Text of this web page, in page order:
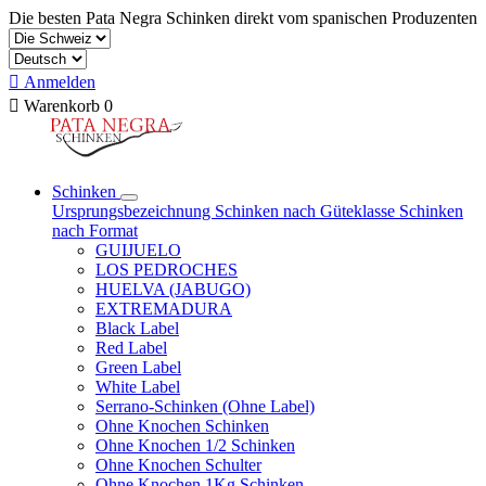
Die besten Pata Negra Schinken direkt vom spanischen Produzenten
 Anmelden
 Warenkorb 0
Schinken
Ursprungsbezeichnung Schinken nach Güteklasse Schinken
nach Format
GUIJUELO
LOS PEDROCHES
HUELVA (JABUGO)
EXTREMADURA
Black Label
Red Label
Green Label
White Label
Serrano-Schinken (Ohne Label)
Ohne Knochen Schinken
Ohne Knochen 1/2 Schinken
Ohne Knochen Schulter